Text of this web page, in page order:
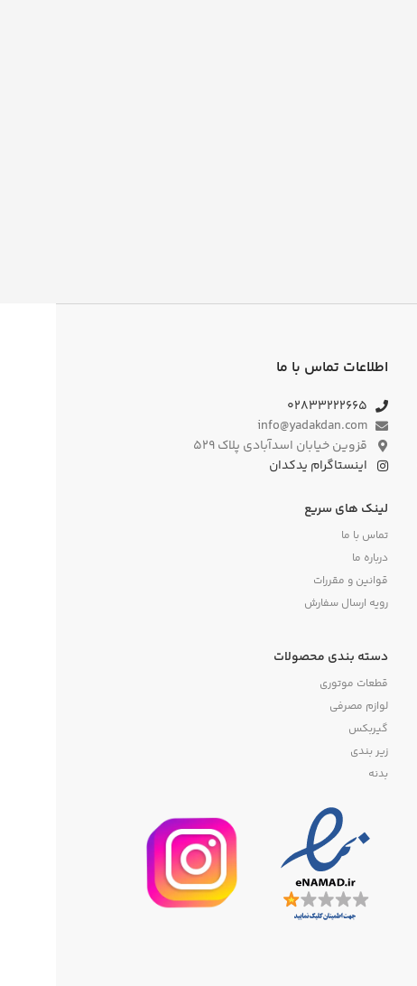
اطلاعات تماس با ما
۰۲۸۳۳۲۲۲۶۶۵
info@yadakdan.com
قزوین خیابان اسدآبادی پلاک ۵۲۹
اینستاگرام یدکدان
لینک های سریع
تماس با ما
درباره ما
قوانین و مقررات
رویه ارسال سفارش
دسته بندی محصولات
قطعات موتوری
لوازم مصرفی
گیربکس
زیر بندی
بدنه